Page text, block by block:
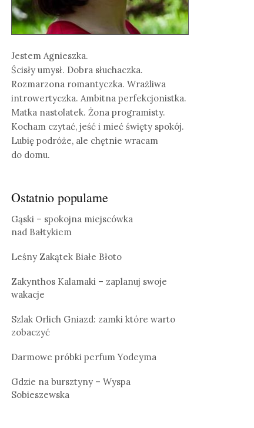
Jestem Agnieszka.
Ścisły umysł. Dobra słuchaczka.
Rozmarzona romantyczka. Wrażliwa
introwertyczka. Ambitna perfekcjonistka.
Matka nastolatek. Żona programisty.
Kocham czytać, jeść i mieć święty spokój.
Lubię podróże, ale chętnie wracam
do domu.
Ostatnio popularne
Gąski – spokojna miejscówka
nad Bałtykiem
Leśny Zakątek Białe Błoto
Zakynthos Kalamaki – zaplanuj swoje
wakacje
Szlak Orlich Gniazd: zamki które warto
zobaczyć
Darmowe próbki perfum Yodeyma
Gdzie na bursztyny – Wyspa
Sobieszewska